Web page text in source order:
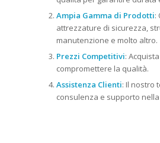
Ampia Gamma di Prodotti:
attrezzature di sicurezza,
manutenzione e molto altro.
Prezzi Competitivi:
compromettere la qualità.
Assistenza Clienti: Il nostro
consulenza e supporto